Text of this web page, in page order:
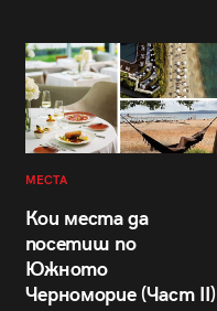
МЕСТА
Кои места да
посетиш по
Южното
Черноморие (Част II)